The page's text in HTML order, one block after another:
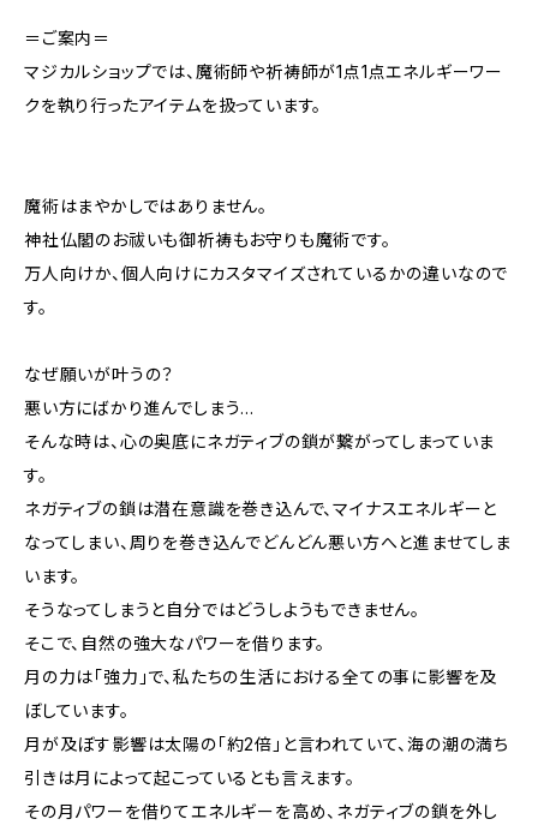
＝ご案内＝
マジカルショップでは、魔術師や祈祷師が1点1点エネルギーワー
クを執り行ったアイテムを扱っています。
魔術はまやかしではありません。
神社仏閣のお祓いも御祈祷もお守りも魔術です。
万人向けか、個人向けにカスタマイズされているかの違いなので
す。
なぜ願いが叶うの？
悪い方にばかり進んでしまう…
そんな時は、心の奥底にネガティブの鎖が繋がってしまっていま
す。
ネガティブの鎖は潜在意識を巻き込んで、マイナスエネルギーと
なってしまい、周りを巻き込んでどんどん悪い方へと進ませてしま
います。
そうなってしまうと自分ではどうしようもできません。
そこで、自然の強大なパワーを借ります。
月の力は「強力」で、私たちの生活における全ての事に影響を及
ぼしています。
月が及ぼす影響は太陽の「約2倍」と言われていて、海の潮の満ち
引きは月によって起こっているとも言えます。
その月パワーを借りてエネルギーを高め、ネガティブの鎖を外し